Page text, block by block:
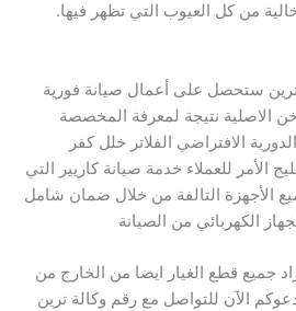
من كل العيوب التي تظهر فيها.
ستحصل على أعمال صيانة فورية
الاصلية نتيجة لمعرفة المخصصة
الافتراضي الفلاتر خلل كفر
الأمر للعملاء خدمة صيانة كاريير التي
الأجهزة التالفة من خلال ضمان شامل
الكهربائي من الصيانة
جميع قطع الغيار ايضا من الخارج من
الآن للتواصل مع رقم وكالة ترين